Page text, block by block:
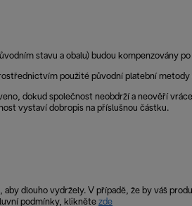
stavu a obalu) budou kompenzovány
použité původní platební metody
dokud společnost neobdrží a neověří
vystaví dobropis na příslušnou částku.
aby dlouho vydržely. V případě, že by váš
podmínky, klikněte zde